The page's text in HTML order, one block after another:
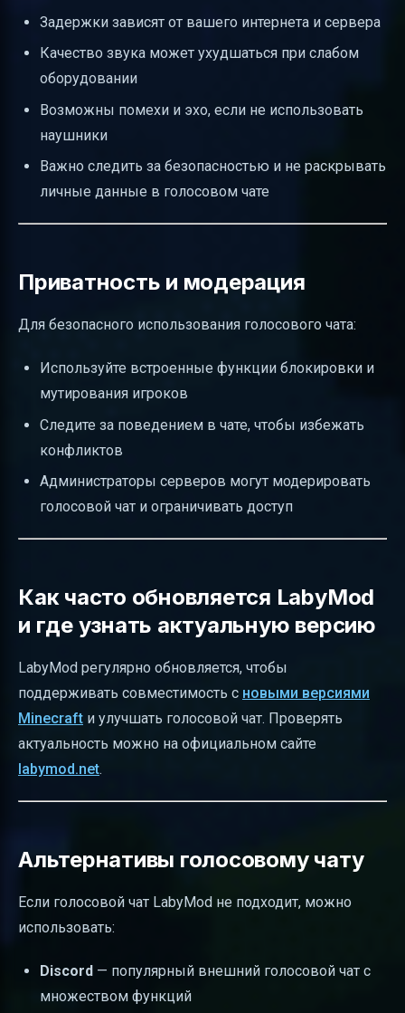
Задержки зависят от вашего интернета и сервера
Качество звука может ухудшаться при слабом
оборудовании
Возможны помехи и эхо, если не использовать
наушники
Важно следить за безопасностью и не раскрывать
личные данные в голосовом чате
Приватность и модерация
Для безопасного использования голосового чата:
Используйте встроенные функции блокировки и
мутирования игроков
Следите за поведением в чате, чтобы избежать
конфликтов
Администраторы серверов могут модерировать
голосовой чат и ограничивать доступ
Как часто обновляется LabyMod
и где узнать актуальную версию
LabyMod регулярно обновляется, чтобы
поддерживать совместимость с новыми версиями
Minecraft и улучшать голосовой чат. Проверять
актуальность можно на официальном сайте
labymod.net.
Альтернативы голосовому чату
Если голосовой чат LabyMod не подходит, можно
использовать:
Discord — популярный внешний голосовой чат с
множеством функций